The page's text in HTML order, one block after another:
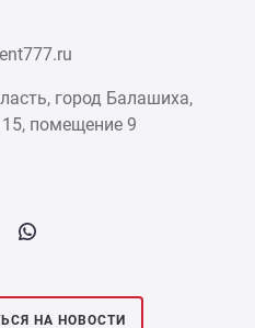
НА НОВОСТИ
город Балашиха,
помещение 9